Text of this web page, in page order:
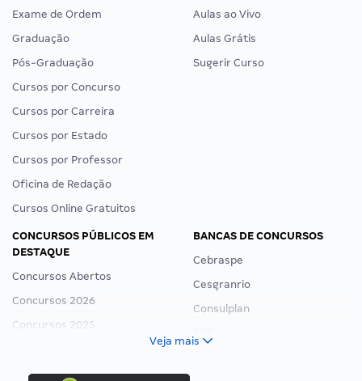
Exame de Ordem
Graduação
Pós-Graduação
Cursos por Concurso
Cursos por Carreira
Cursos por Estado
Cursos por Professor
Oficina de Redação
Cursos Online Gratuitos
Aulas ao Vivo
Aulas Grátis
Sugerir Curso
CONCURSOS PÚBLICOS EM
DESTAQUE
Concursos Abertos
Concursos 2026
Concursos 2025
Concurso Ibama
BANCAS DE CONCURSOS
Cebraspe
Cesgranrio
Consulplan
Veja mais